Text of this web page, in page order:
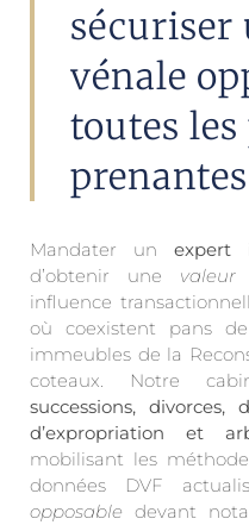
sécuriser
vénale
toutes
prenantes
Mandater un expert
d’obtenir une valeur
influence
où coexistent pans
immeubles de la
coteaux. Notre
successions, divorces,
d’expropriation et
mobilisant les
données DVF
opposable devant